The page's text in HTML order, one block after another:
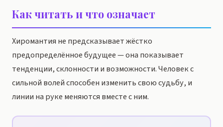
Как читать и что означает
Хиромантия не предсказывает жёстко
предопределённое будущее — она показывает
тенденции, склонности и возможности. Человек с
сильной волей способен изменить свою судьбу, и
линии на руке меняются вместе с ним.